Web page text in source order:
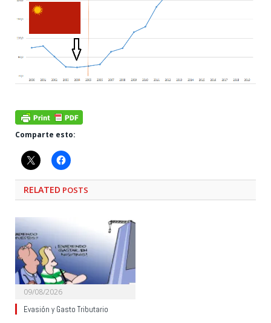
Comparte esto:
RELATED POSTS
09/08/2026
Evasión y Gasto Tributario